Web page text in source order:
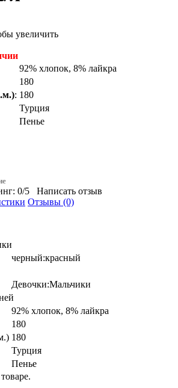
увеличить
92% хлопок, 8% лайкра
180
: 180
Турция
Пенье
0/5
Написать отзыв
Отзывы (0)
черный:красный
Девочки:Мальчики
92% хлопок, 8% лайкра
180
180
Турция
Пенье